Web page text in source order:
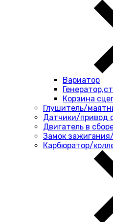
Вариатор
Корзина
Глушитель/
Датчики/привод
Двигатель в
Замок
Карбюратор/